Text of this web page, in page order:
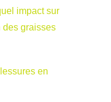
impact sur
des graisses
en